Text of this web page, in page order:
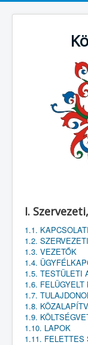
I.
1.1.
1.2.
1.3. VEZETŐK
1.4.
1.5. TESTÜLETI
1.6.
1.7.
1.8.
1.9.
1.10. LAPOK
1.11. FELETTES